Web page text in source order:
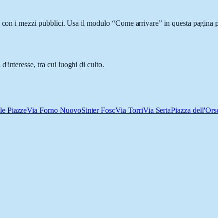
i mezzi pubblici. Usa il modulo “Come arrivare” in questa pagina
tra cui luoghi di culto.
PiazzeVia Forno NuovoSinter FoscVia TorriVia SertaPiazza